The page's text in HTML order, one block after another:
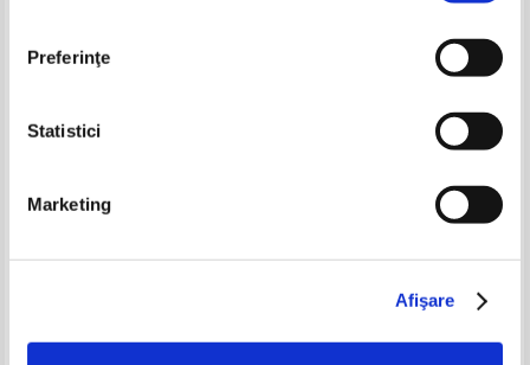
Preferinţe
Statistici
Marketing
Afişare
Pret:17,00Lei Lei